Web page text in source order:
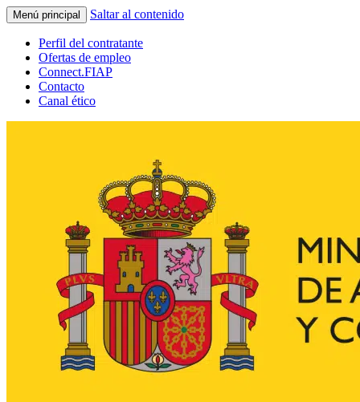
Menú principal Saltar al contenido
Perfil del contratante
Ofertas de empleo
Connect.FIAP
Contacto
Canal ético